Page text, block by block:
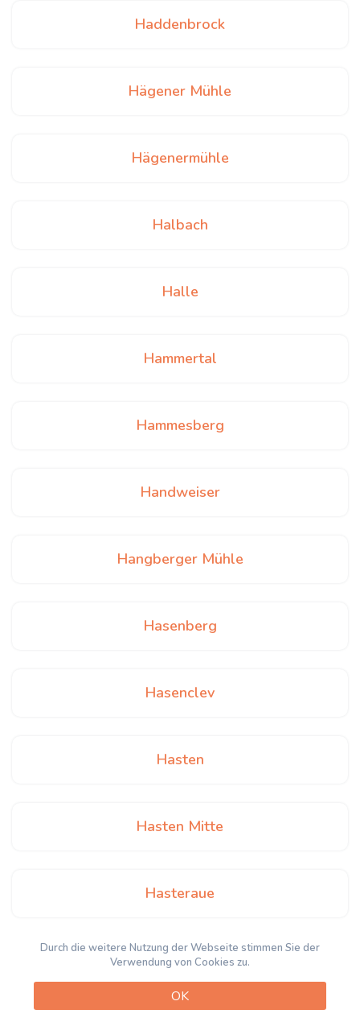
Haddenbrock
Hägener Mühle
Hägenermühle
Halbach
Halle
Hammertal
Hammesberg
Handweiser
Hangberger Mühle
Hasenberg
Hasenclev
Hasten
Hasten Mitte
Hasteraue
Heidhof
Durch die weitere Nutzung der Webseite stimmen Sie der
Verwendung von Cookies zu.
OK